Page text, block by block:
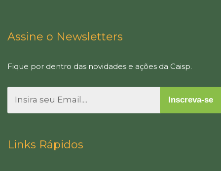
Assine o Newsletters
Fique por dentro das novidades e ações da Caisp.
Inscreva-se
Links Rápidos